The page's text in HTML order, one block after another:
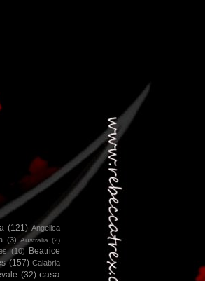
(121) Angelica
(3) Australia (2)
(10)
Beatrice
(157) Calabria
(32) casa